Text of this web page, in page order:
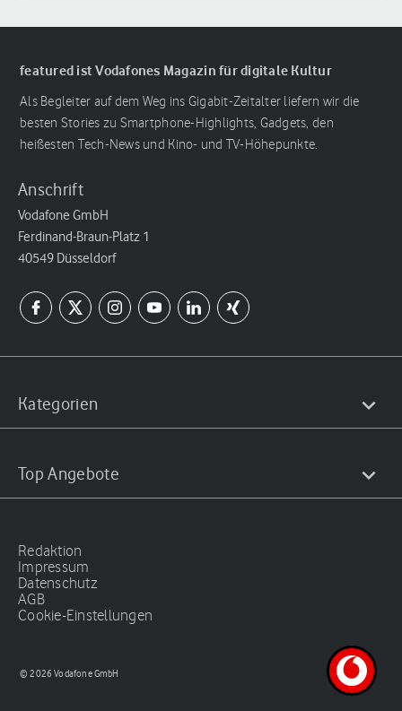
featured ist Vodafones Magazin für digitale Kultur
Als Begleiter auf dem Weg ins Gigabit-Zeitalter liefern wir die
besten Stories zu Smartphone-Highlights, Gadgets, den
heißesten Tech-News und Kino- und TV-Höhepunkte.
Anschrift
Vodafone GmbH
Ferdinand-Braun-Platz 1
40549 Düsseldorf
Kategorien
Top Angebote
Redaktion
Impressum
Datenschutz
AGB
Cookie-Einstellungen
© 2026 Vodafone GmbH